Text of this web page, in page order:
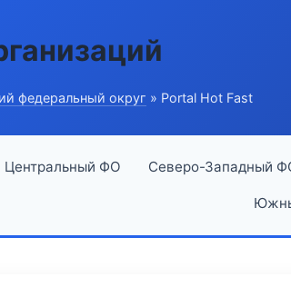
федеральный округ » Portal Hot Fast
Центральный ФО Северо-Западный